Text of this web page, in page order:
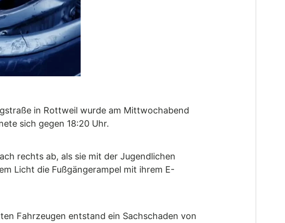
in Rottweil wurde am Mittwochabend
sich gegen 18:20 Uhr.
rechts ab, als sie mit der Jugendlichen
Licht die Fußgängerampel mit ihrem E-
Fahrzeugen entstand ein Sachschaden von